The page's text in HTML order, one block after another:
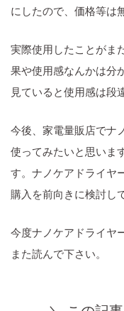
にしたので、価格等は
実際使用したことがま
果や使用感なんかは分
見ていると使用感は段
今後、家電量販店でナ
使ってみたいと思いま
す。ナノケアドライヤ
購入を前向きに検討し
今度ナノケアドライヤ
また読んで下さい。